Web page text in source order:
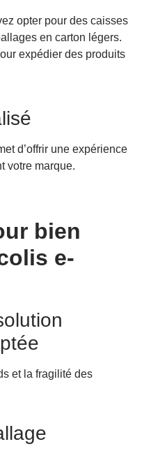
opter pour des caisses
en carton légers.
expédier des produits
d’offrir une expérience
votre marque.
bien
e-
et la fragilité des